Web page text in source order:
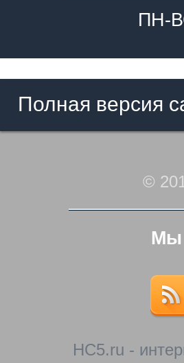
ПН-
Полная версия
©
Мы
HC5.ru -